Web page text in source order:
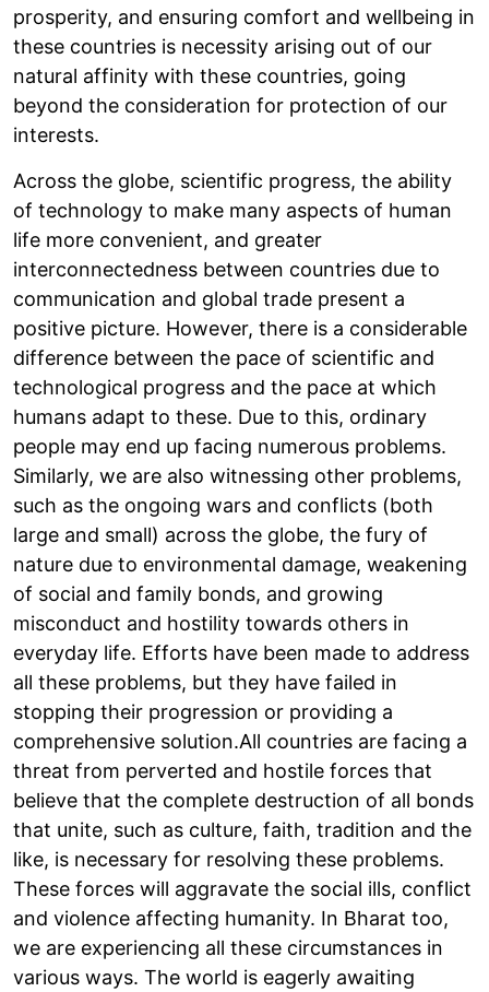
prosperity, and ensuring comfort and wellbeing in
these countries is necessity arising out of our
natural affinity with these countries, going
beyond the consideration for protection of our
interests.
Across the globe, scientific progress, the ability
of technology to make many aspects of human
life more convenient, and greater
interconnectedness between countries due to
communication and global trade present a
positive picture. However, there is a considerable
difference between the pace of scientific and
technological progress and the pace at which
humans adapt to these. Due to this, ordinary
people may end up facing numerous problems.
Similarly, we are also witnessing other problems,
such as the ongoing wars and conflicts (both
large and small) across the globe, the fury of
nature due to environmental damage, weakening
of social and family bonds, and growing
misconduct and hostility towards others in
everyday life. Efforts have been made to address
all these problems, but they have failed in
stopping their progression or providing a
comprehensive solution.All countries are facing a
threat from perverted and hostile forces that
believe that the complete destruction of all bonds
that unite, such as culture, faith, tradition and the
like, is necessary for resolving these problems.
These forces will aggravate the social ills, conflict
and violence affecting humanity. In Bharat too,
we are experiencing all these circumstances in
various ways. The world is eagerly awaiting